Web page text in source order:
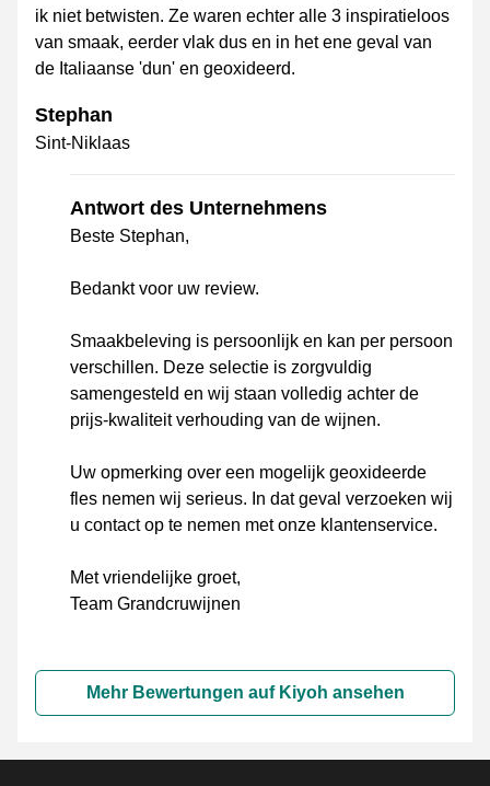
ik niet betwisten. Ze waren echter alle 3 inspiratieloos
van smaak, eerder vlak dus en in het ene geval van
de Italiaanse 'dun' en geoxideerd.
Stephan
Sint-Niklaas
Antwort des Unternehmens
Beste Stephan,
Bedankt voor uw review.
Smaakbeleving is persoonlijk en kan per persoon
verschillen. Deze selectie is zorgvuldig
samengesteld en wij staan volledig achter de
prijs-kwaliteit verhouding van de wijnen.
Uw opmerking over een mogelijk geoxideerde
fles nemen wij serieus. In dat geval verzoeken wij
u contact op te nemen met onze klantenservice.
Met vriendelijke groet,
Team Grandcruwijnen
Mehr Bewertungen auf Kiyoh ansehen